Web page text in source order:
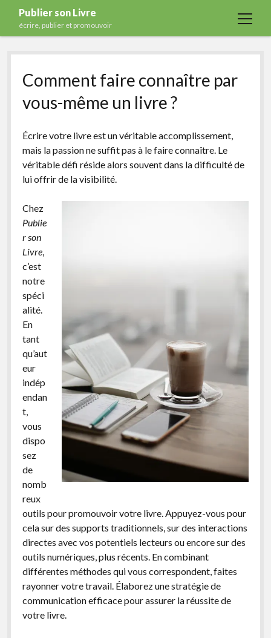
Publier son Livre
écrire, publier et promouvoir
open
Accueil
Formations
Services
Auto-édition
Maisons d’édition
Actualités
Contact
facebook
Comment faire connaître par
vous-même un livre ?
Écrire votre livre est un véritable accomplissement,
mais la passion ne suffit pas à le faire connaître. Le
véritable défi réside alors souvent dans la difficulté de
lui offrir de la visibilité.
Chez
Publie
r son
Livre,
c’est
notre
spéci
alité.
En
tant
qu’aut
eur
indép
endan
t,
vous
dispo
sez
de
nomb
reux
outils pour promouvoir votre livre. Appuyez-vous pour
cela sur des supports traditionnels, sur des interactions
directes avec vos potentiels lecteurs ou encore sur des
outils numériques, plus récents. En combinant
différentes méthodes qui vous correspondent, faites
rayonner votre travail. Élaborez une stratégie de
communication efficace pour assurer la réussite de
votre livre.